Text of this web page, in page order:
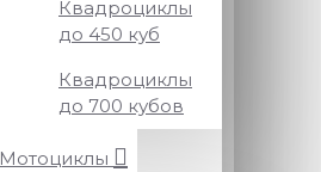
Квадроциклы
до 450 куб
Квадроциклы
до 700 кубов
Мотоциклы